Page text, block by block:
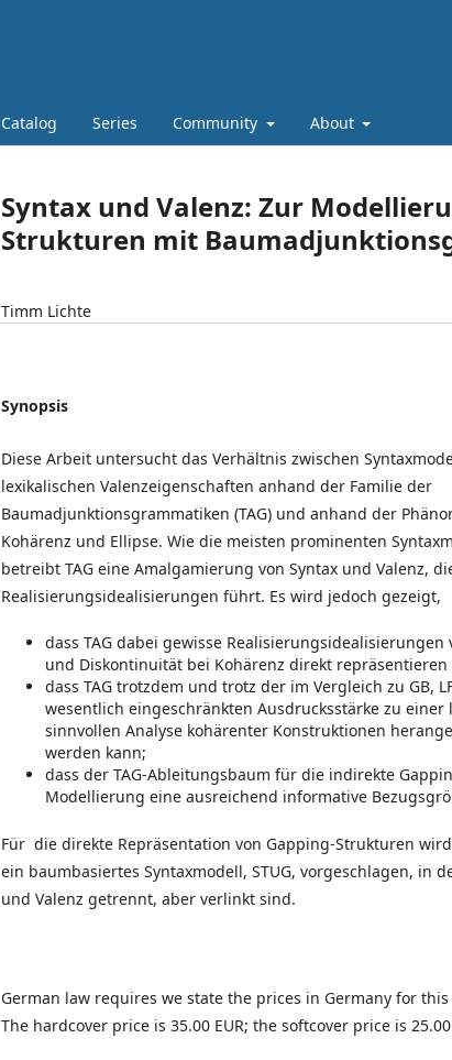
Catalog Series Community About
Syntax und Valenz: Zur
Strukturen mit
Timm Lichte
Synopsis
Diese Arbeit untersucht das Verhältnis zwischen
lexikalischen Valenzeigenschaften anhand der Familie der
Baumadjunktionsgrammatiken (TAG) und anhand der
Kohärenz und Ellipse. Wie die meisten prominenten
betreibt TAG eine Amalgamierung von Syntax und Valenz,
Realisierungsidealisierungen führt. Es wird jedoch gezeigt,
dass TAG dabei gewisse Realisierungsidealisierungen
und Diskontinuität bei Kohärenz direkt repräsentieren
dass TAG trotzdem und trotz der im Vergleich zu GB,
wesentlich eingeschränkten Ausdrucksstärke zu einer
sinnvollen Analyse kohärenter Konstruktionen
werden kann;
dass der TAG-Ableitungsbaum für die indirekte
Modellierung eine ausreichend informative
Für die direkte Repräsentation von Gapping-Strukturen
ein baumbasiertes Syntaxmodell, STUG, vorgeschlagen, in
und Valenz getrennt, aber verlinkt sind.
German law requires we state the prices in Germany for
The hardcover price is 35.00 EUR; the softcover price is 25.00